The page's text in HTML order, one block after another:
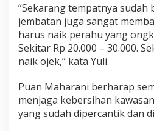
“Sekarang tempatnya sudah
jembatan juga sangat
harus naik perahu yang
Sekitar Rp 20.000 – 30.000.
naik ojek,” kata Yuli.
Puan Maharani berharap
menjaga kebersihan
yang sudah dipercantik dan